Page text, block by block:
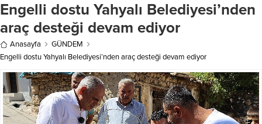
Engelli dostu Yahyalı Belediyesi’nden
araç desteği devam ediyor
Anasayfa
GÜNDEM
Engelli dostu Yahyalı Belediyesi’nden araç desteği devam ediyor